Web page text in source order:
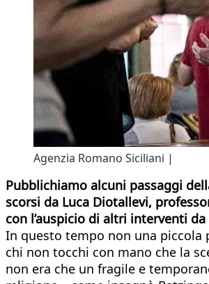
Agenzia Romano Siciliani |
Pubblichiamo alcuni passaggi
scorsi da Luca Diotallevi,
con l’auspicio di altri interventi
In questo tempo non una piccola
chi non tocchi con mano che la
non era che un fragile e